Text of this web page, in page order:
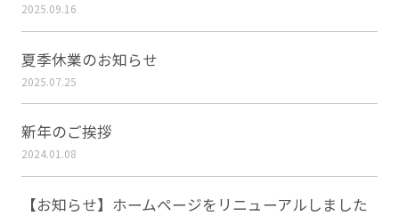
2025.09.16
夏季休業のお知らせ
2025.07.25
新年のご挨拶
2024.01.08
【お知らせ】ホームページをリニューアルしました